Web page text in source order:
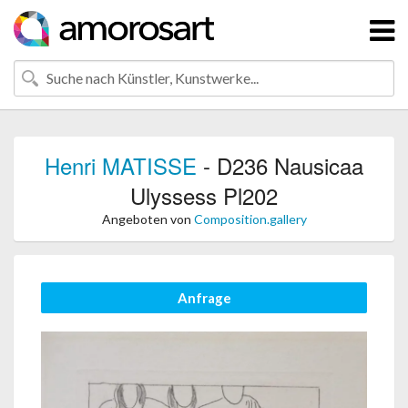
Henri MATISSE - D236 Nausicaa
Ulyssess Pl202
Angeboten von Composition.gallery
Anfrage